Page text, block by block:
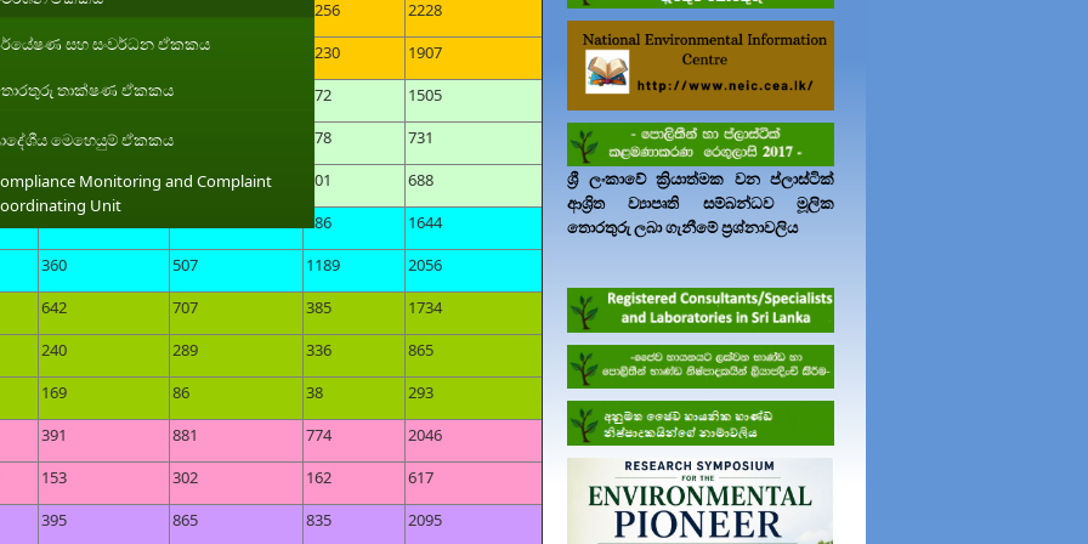
සහ සංවර්ධන ඒකකය
තාක්ෂණ ඒකකය
මෙහෙයුම් ඒකකය
Monitoring and Complaint
Unit
357 1256 2228
306 371 1230 1907
310 523 672 1505
152 201 378 731
156 231 301 688
886 1644
360 507 1189 2056
642 707 385 1734
240 289 336 865
169 86 38 293
391 881 774 2046
153 302 162 617
395 865 835 2095
ශ්‍රී ලංකාවේ ක්‍රියාත්මක වන ප්ලාස්ටික්
ආශ්‍රිත ව්‍යාපෘති සම්බන්ධව මූලික
තොරතුරු ලබා ගැනීමේ ප්‍රශ්නාවලිය